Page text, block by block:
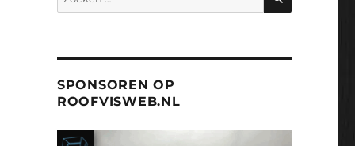
naar:
SPONSOREN OP
ROOFVISWEB.NL